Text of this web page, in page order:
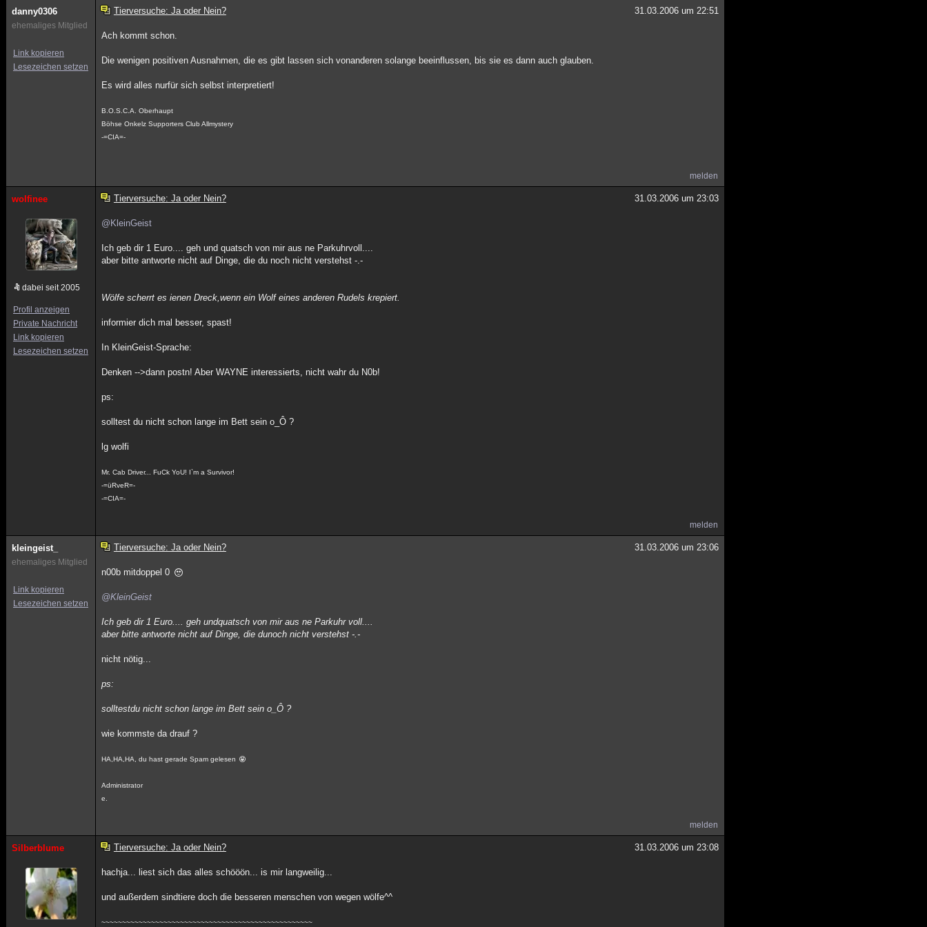
danny0306
ehemaliges Mitglied
Link kopieren
Lesezeichen setzen
Tierversuche: Ja oder Nein? 31.03.2006 um 22:51
Ach kommt schon.
Die wenigen positiven Ausnahmen, die es gibt lassen sich vonanderen solange beeinflussen, bis sie es dann auch glauben.
Es wird alles nurfür sich selbst interpretiert!
B.O.S.C.A. Oberhaupt
Böhse Onkelz Supporters Club Allmystery
-=CIA=-
melden
wolfinee
dabei seit 2005
Profil anzeigen
Private Nachricht
Link kopieren
Lesezeichen setzen
Tierversuche: Ja oder Nein? 31.03.2006 um 23:03
@KleinGeist
Ich geb dir 1 Euro.... geh und quatsch von mir aus ne Parkuhrvoll....
aber bitte antworte nicht auf Dinge, die du noch nicht verstehst -.-
Wölfe scherrt es ienen Dreck,wenn ein Wolf eines anderen Rudels krepiert.
informier dich mal besser, spast!
In KleinGeist-Sprache:
Denken -->dann postn! Aber WAYNE interessierts, nicht wahr du N0b!
ps:
solltest du nicht schon lange im Bett sein o_Ô ?
lg wolfi
Mr. Cab Driver... FuCk YoU! I`m a Survivor!
-=üRveR=-
-=CIA=-
melden
kleingeist_
ehemaliges Mitglied
Link kopieren
Lesezeichen setzen
Tierversuche: Ja oder Nein? 31.03.2006 um 23:06
n00b mitdoppel 0
@KleinGeist
Ich geb dir 1 Euro.... geh undquatsch von mir aus ne Parkuhr voll....
aber bitte antworte nicht auf Dinge, die dunoch nicht verstehst -.-
nicht nötig...
ps:
solltestdu nicht schon lange im Bett sein o_Ô ?
wie kommste da drauf ?
HA,HA,HA, du hast gerade Spam gelesen
Administrator
e.
melden
Silberblume Tierversuche: Ja oder Nein? 31.03.2006 um 23:08
hachja... liest sich das alles schööön... is mir langweilig...
und außerdem sindtiere doch die besseren menschen von wegen wölfe^^
~~~~~~~~~~~~~~~~~~~~~~~~~~~~~~~~~~~~~~~~~~~~~~~~~~~